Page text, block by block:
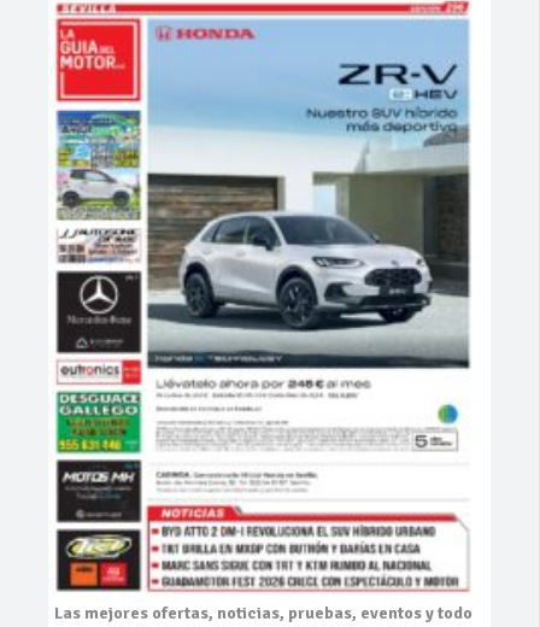
Las mejores ofertas, noticias, pruebas, eventosy todo